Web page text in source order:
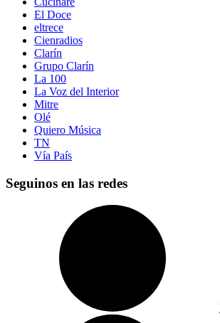
El Doce
eltrece
Cienradios
Clarín
Grupo Clarín
La 100
La Voz del Interior
Mitre
Olé
Quiero Música
TN
Vía País
Seguinos en las redes